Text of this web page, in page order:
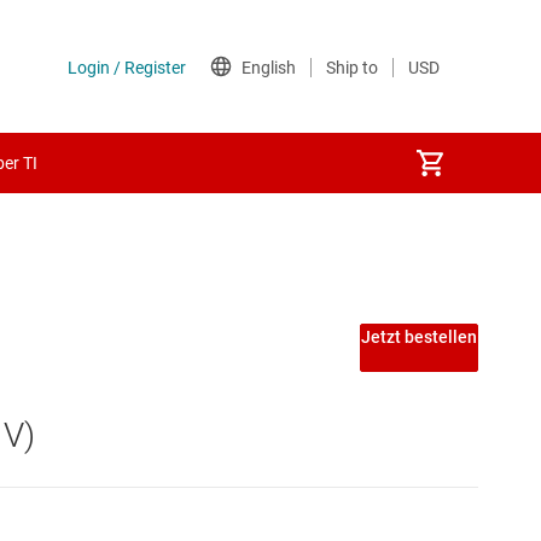
TI
Jetzt bestellen